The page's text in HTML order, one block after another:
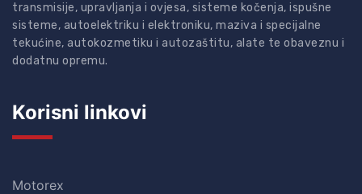
transmisije, upravljanja i ovjesa, sisteme kočenja, ispušne
sisteme, autoelektriku i elektroniku, maziva i specijalne
tekućine, autokozmetiku i autozaštitu, alate te obaveznu i
dodatnu opremu.
Korisni linkovi
Motorex